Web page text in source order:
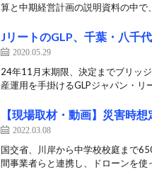
算と中期経営計画の説明資料の中で
JリートのGLP、千葉・八千
2020.05.29
24年11月末期限、決定までブリッ
産運用を手掛けるGLPジャパン・リ
【現場取材・動画】災害時
2022.03.08
国交省、川岸から中学校校庭まで
間事業者らと連携し、ドローンを使